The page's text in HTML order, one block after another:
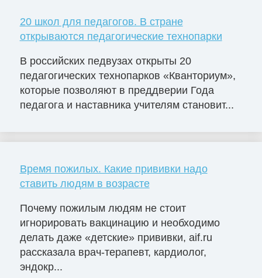
20 школ для педагогов. В стране
открываются педагогические технопарки
В российских педвузах открыты 20
педагогических технопарков «Кванториум»,
которые позволяют в преддверии Года
педагога и наставника учителям становит...
Время пожилых. Какие прививки надо
ставить людям в возрасте
Почему пожилым людям не стоит
игнорировать вакцинацию и необходимо
делать даже «детские» прививки, aif.ru
рассказала врач-терапевт, кардиолог,
эндокр...